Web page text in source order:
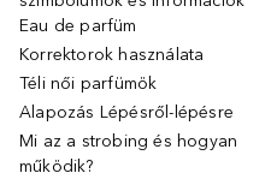
Eau de parfüm
Korrektorok használata
Téli női parfümök
Alapozás Lépésről-lépésre
Mi az a strobing és hogyan
működik?